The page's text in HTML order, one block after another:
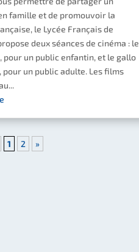
famille et de promouvoir la
le Lycée Français de
deux séances de cinéma : le
pour un public enfantin, et le gallo
pour un public adulte. Les films
1 2 »